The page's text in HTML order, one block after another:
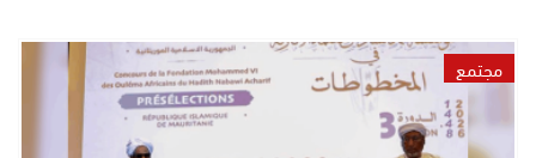
مجتمع